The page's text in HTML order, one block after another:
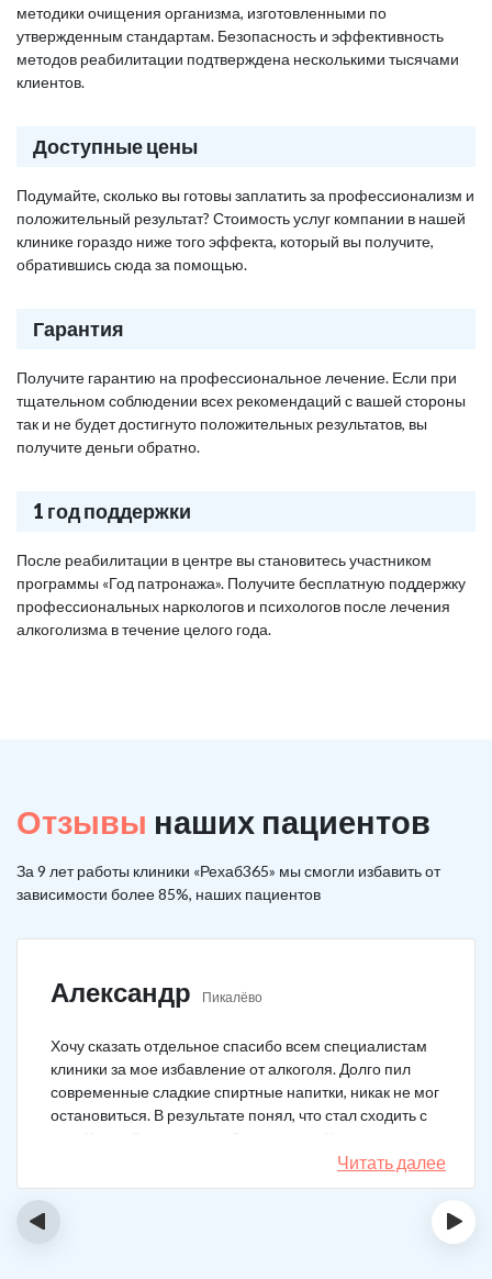
методики очищения организма, изготовленными по
утвержденным стандартам. Безопасность и эффективность
методов реабилитации подтверждена несколькими тысячами
клиентов.
Доступные цены
Подумайте, сколько вы готовы заплатить за профессионализм и
положительный результат? Стоимость услуг компании в нашей
клинике гораздо ниже того эффекта, который вы получите,
обратившись сюда за помощью.
Гарантия
Получите гарантию на профессиональное лечение. Если при
тщательном соблюдении всех рекомендаций с вашей стороны
так и не будет достигнуто положительных результатов, вы
получите деньги обратно.
1 год поддержки
После реабилитации в центре вы становитесь участником
программы «Год патронажа». Получите бесплатную поддержку
профессиональных наркологов и психологов после лечения
алкоголизма в течение целого года.
Отзывы наших пациентов
За 9 лет работы клиники «Рехаб365» мы смогли избавить от
зависимости более 85%, наших пациентов
Александр Пикалёво
Хочу сказать отдельное спасибо всем специалистам
клиники за мое избавление от алкоголя. Долго пил
современные сладкие спиртные напитки, никак не мог
остановиться. В результате понял, что стал сходить с
ума. Каждый день не мог без выпивки. Когда осознал,
понял, что надо что-то в своей жизни менять. Нашел
телефон клиники в интернете, сразу приехал и
Читать далее
‹ ›